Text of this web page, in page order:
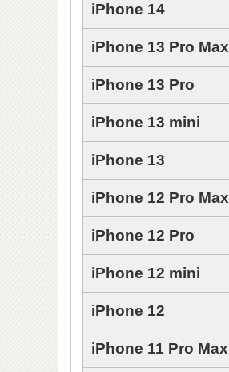
iPhone 14
iPhone 13 Pro Max
iPhone 13 Pro
iPhone 13 mini
iPhone 13
iPhone 12 Pro Max
iPhone 12 Pro
iPhone 12 mini
iPhone 12
iPhone 11 Pro Max